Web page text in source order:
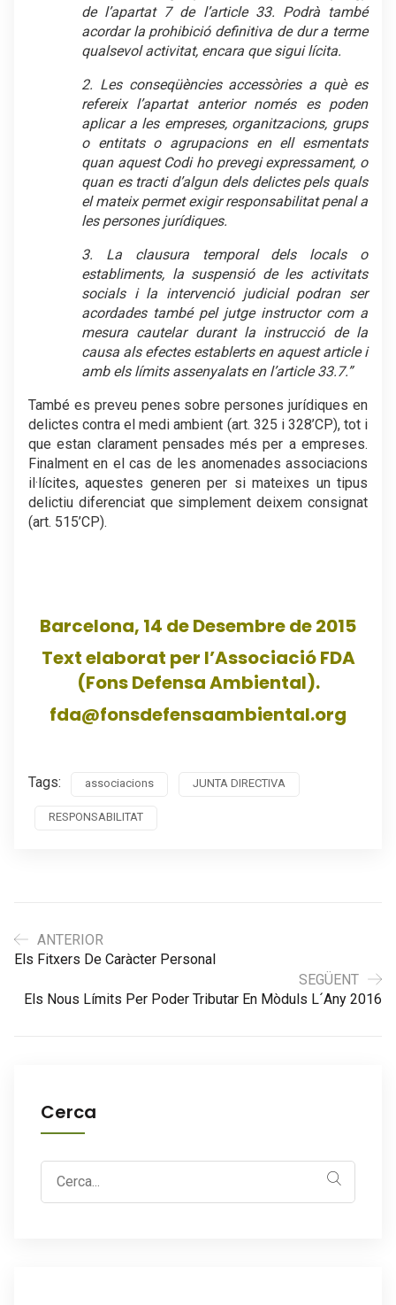
de l’apartat 7 de l’article 33. Podrà també
acordar la prohibició definitiva de dur a terme
qualsevol activitat, encara que sigui lícita.
2. Les conseqüències accessòries a què es
refereix l’apartat anterior només es poden
aplicar a les empreses, organitzacions, grups
o entitats o agrupacions en ell esmentats
quan aquest Codi ho prevegi expressament, o
quan es tracti d’algun dels delictes pels quals
el mateix permet exigir responsabilitat penal a
les persones jurídiques.
3. La clausura temporal dels locals o
establiments, la suspensió de les activitats
socials i la intervenció judicial podran ser
acordades també pel jutge instructor com a
mesura cautelar durant la instrucció de la
causa als efectes establerts en aquest article i
amb els límits assenyalats en l’article 33.7.”
També es preveu penes sobre persones jurídiques en
delictes contra el medi ambient (art. 325 i 328’CP), tot i
que estan clarament pensades més per a empreses.
Finalment en el cas de les anomenades associacions
il·lícites, aquestes generen per si mateixes un tipus
delictiu diferenciat que simplement deixem consignat
(art. 515’CP).
Barcelona, 14 de Desembre de 2015
Text elaborat per l’Associació FDA
(Fons Defensa Ambiental).
fda@fonsdefensaambiental.org
Tags: associacions JUNTA DIRECTIVA
RESPONSABILITAT
ANTERIOR
Els Fitxers De Caràcter Personal
SEGÜENT
Els Nous Límits Per Poder Tributar En Mòduls L´any 2016
Cerca
Search
for: